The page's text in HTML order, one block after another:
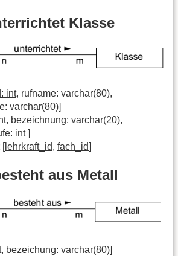
Klasse
int, rufname: varchar(80),
varchar(80)]
, bezeichnung: varchar(20),
int ]
[lehrkraft_id, fach_id]
aus Metall
, bezeichung: varchar(80)]